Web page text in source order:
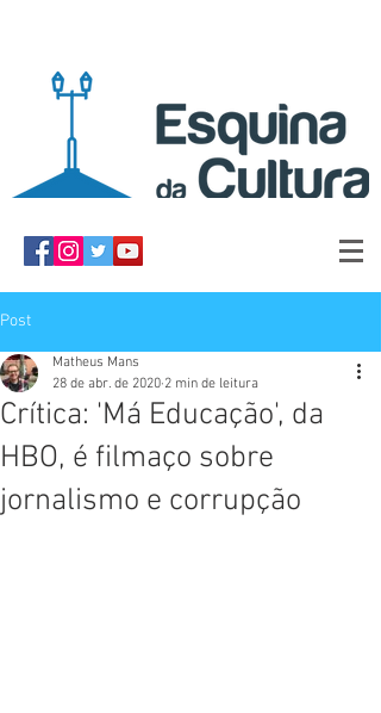
Post
Crítica: 'Má Educação', da
HBO, é filmaço sobre
jornalismo e corrupção
Matheus Mans
28 de abr. de 2020 2 min de leitura